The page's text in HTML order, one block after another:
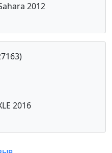
2012
2016